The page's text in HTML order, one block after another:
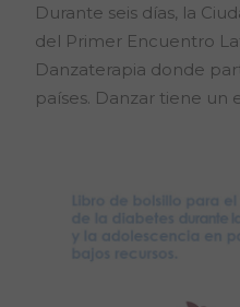
Durante seis días, la
del Primer Encuentro
Danzaterapia donde
países. Danzar tiene un